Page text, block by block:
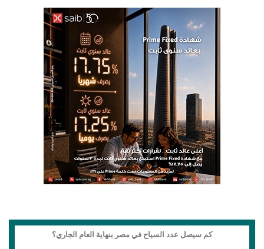
كم سيصل عدد السياح في مصر بنهاية العام الجاري؟